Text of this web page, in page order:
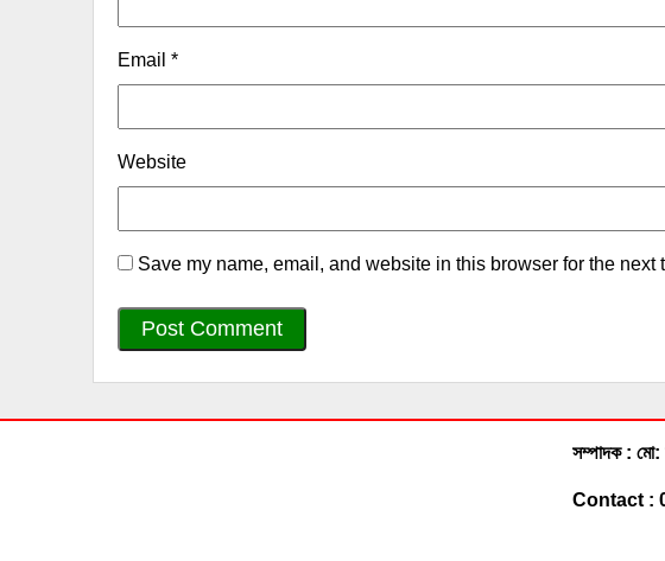
Email *
Website
Save my name, email, and website in this browser for the next
সম্পাদক : মো:
Contact :